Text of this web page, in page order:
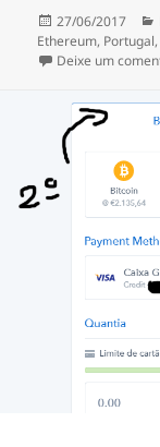
Publicado
a
27/06/2017
Ethereum, Portugal
Deixe um